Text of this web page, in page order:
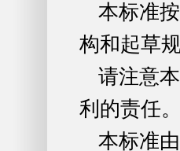
本标准
构和起草
请注意
利的责任
本标准